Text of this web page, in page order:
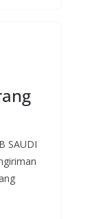
SAUDI